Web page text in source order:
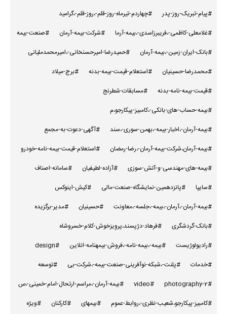
#پیام-تبریک-روز-پدر
#چهاردم-تیرماه-روز-قلم-،روز-قلم-،گرامید
#غلامعلی-کاظمی-،فریبرزاسدی-،بیمه-آرما
#شرکت-بیمه-آرمان
#صنعت-بیمه
#بانک-ایران-زمین-،بیمه-آرمان
#حمیدرضا-امیرحسنخانی-،امیرمحمدملیانی
#محمدرضا-حسینیان
#استعلام-قیمت-بیمه-بدنه
#برج-میلاد
#قیمت-بیمه-نامه-بدنه
#مسابقات-شطرنج
#بیمه-حساب-های-بانکی-،کامبیز-پیکارجو،م
#بیمه-آرمان-،اخبار-بیمه-،بهمن-سوری-،سند
#آگهی-دعوت-به-مجمع
#بیمه-آرمان،شرکت-بیمه-آرمان-،رضا-رمضان
#استعلام-قیمت-بیمه-نامه-خودرو
#بیمه-های-مهندسی-و-آتش-سوزی
#آزاده-لطیفیان
#سامانه-اصناف
#سایپا
#پانزدهمین-نمایشگاه-صنعت-مالی
#کیش-اینوکس
#بیمه-آرمان-،آرمان-،بیمه-،جلسه-،معاونت
#حسینیان
#مدیر-برگزیده
#بانک-گردشگری
#فرهاد-دژپسند،پروِیزخوش-کلام-خسروشاه
#رادیولوژیست
#بیمه-،بیمه-نامه-،فروش-بیمهنامه-انلاین
#design
#خدمات
#پلنت-،شبکه-نوآفرینی-صنعت-بیمه-،شرکت-بی
#توسعه
#photography-2
#video
#بیمه-آرمان-،مراسم-ارتحال-امام-خمینی-،س
#کامبیز-پیکارجو،شعیب-نظری-،روابط-عموم
#بیمهای #کارکنان
#ویژه